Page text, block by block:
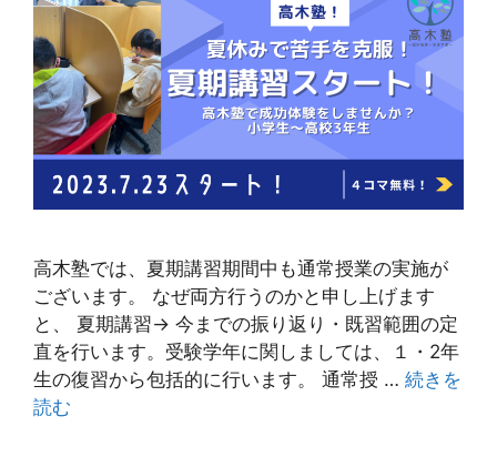
高木塾では、夏期講習期間中も通常授業の実施が
ございます。 なぜ両方行うのかと申し上げます
と、 夏期講習→ 今までの振り返り・既習範囲の定
直を行います。受験学年に関しましては、１・2年
生の復習から包括的に行います。 通常授 … 続きを
読む